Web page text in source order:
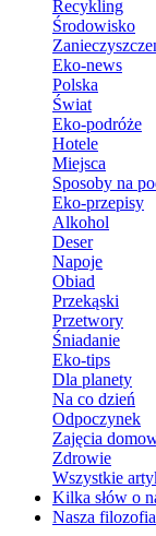
Recykling
Środowisko
Eko-news
Polska
Świat
Eko-podróże
Hotele
Miejsca
Sposoby na
Eko-przepisy
Alkohol
Deser
Napoje
Obiad
Przekąski
Przetwory
Śniadanie
Eko-tips
Dla planety
Na co dzień
Odpoczynek
Zajęcia
Zdrowie
Wszystkie
Kilka słów o
Nasza